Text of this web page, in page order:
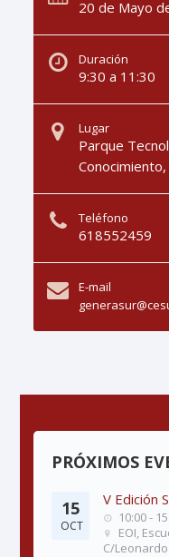
20 de Mayo
Duración
9:30 a 11:30
Lugar
Parque
Teléfono
618552459
E-mail
PRÓXIMOS
15
OCT
V Edición
10:00 -
EOI,
C/Leonardo